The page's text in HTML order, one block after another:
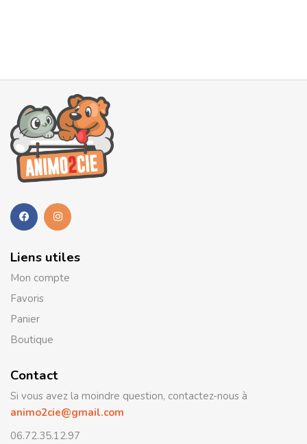
Liens utiles
Mon compte
Favoris
Panier
Boutique
Contact
Si vous avez la moindre question, contactez-nous à
animo2cie@gmail.com
06.72.35.12.97